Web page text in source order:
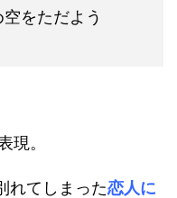
をただよう
現。
れてしまった恋人に